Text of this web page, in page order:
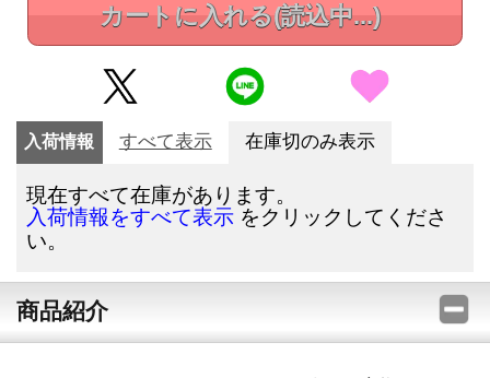
カートに入れる(読込中...)
入荷情報 すべて表示 在庫切のみ表示
現在すべて在庫があります。
入荷情報をすべて表示 をクリックしてくださ
い。
商品紹介